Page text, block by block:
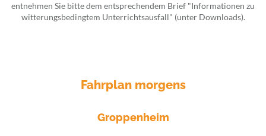
entnehmen Sie bitte dem entsprechendem Brief "Informationen zu
witterungsbedingtem Unterrichtsausfall" (unter Downloads).
Fahrplan morgens
Groppenheim